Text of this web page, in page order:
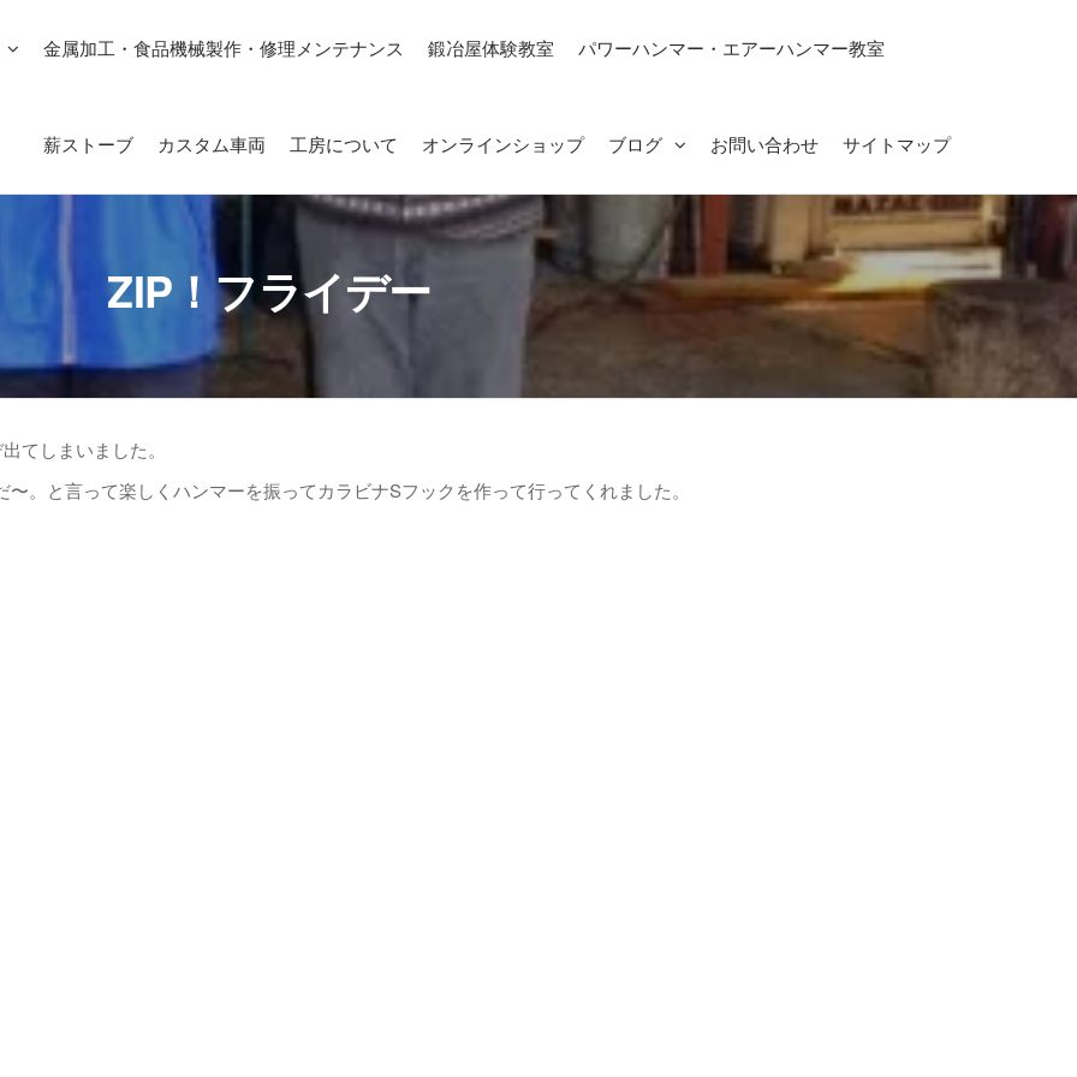
金属加工・食品機械製作・修理メンテナンス 鍛冶屋体験教室 パワーハンマー・エアーハンマー教室
薪ストーブ カスタム車両 工房について オンラインショップ ブログ お問い合わせ サイトマップ
ZIP！フライデー
てしまいました。
。と言って楽しくハンマーを振ってカラビナSフックを作って行ってくれました。